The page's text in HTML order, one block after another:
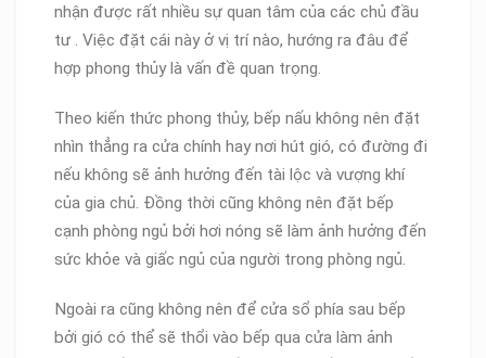
nhận được rất nhiều sự quan tâm của các chủ đầu
tư . Việc đặt cái này ở vị trí nào, hướng ra đâu để
hợp phong thủy là vấn đề quan trọng.
Theo kiến thức phong thủy, bếp nấu không nên đặt
nhìn thẳng ra cửa chính hay nơi hút gió, có đường đi
nếu không sẽ ảnh hưởng đến tài lộc và vượng khí
của gia chủ. Đồng thời cũng không nên đặt bếp
cạnh phòng ngủ bởi hơi nóng sẽ làm ảnh hưởng đến
sức khỏe và giấc ngủ của người trong phòng ngủ.
Ngoài ra cũng không nên để cửa sổ phía sau bếp
bởi gió có thể sẽ thổi vào bếp qua cửa làm ảnh